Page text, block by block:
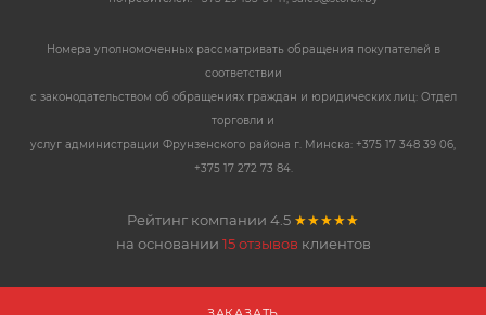
Номера уполномоченных рассматривать обращения покупателей в
соответствии
с законодательством об обращениях граждан и юридических лиц: Отдел
торговли и
услуг администрации Фрунзенского района г. Минска: +375 17 348 39 06,
+375 17 272 73 84.
Рейтинг компании 4.5 ★★★★★
на основании 15 отзывов клиентов